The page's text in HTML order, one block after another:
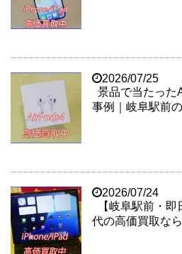
2026/07/25
景品で当たった
事例｜岐阜駅前
2026/07/24
【岐阜駅前・
代の高価買取な